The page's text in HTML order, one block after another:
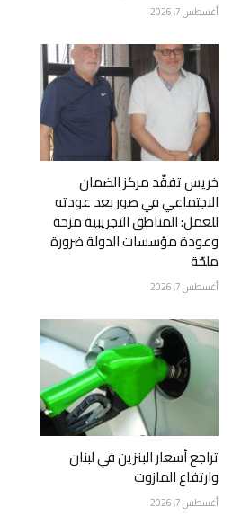
أغسطس 7, 2026
خريس تفقّد مركز الضمان
الاجتماعي في صور بعد عودته
للعمل: المناطق التجريبية مزحة
وعودة مؤسسات الدولة ضرورة
ملحّة
أغسطس 7, 2026
تراجع أسعار البنزين في لبنان
وارتفاع المازوت
أغسطس 7, 2026